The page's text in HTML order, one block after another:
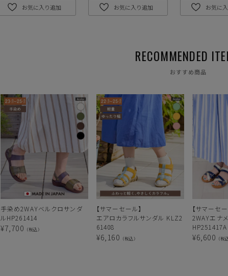
お気に入り追加 お気に入り追加 お気に
おすすめ商品
手染め2WAYベルクロサンダ
ルHP261414
¥7,700 （税込）
【サマーセール】
エアロカラフルサンダル KLZ2
61408
¥6,160 （税込）
【サマーセ
2WAYエナ
HP251417A
¥6,600 （税